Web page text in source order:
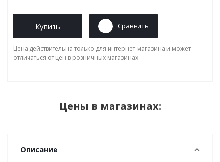
Купить Сравнить
Цена действительна только для интернет-магазина и может
отличаться от цен в розничных магазинах
Цены в магазинах:
Описание